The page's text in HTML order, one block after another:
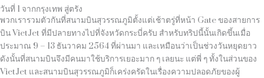
วันที่ 1 จากกรุงเทพ สู่ตรัง
พวกเรารวมตัวกันที่สนามบินสุวรรณภูมิตั้งแต่เช้าตรู่ที่หน้า Gateของสายการ
บินVietJet ที่มีปลายทางไปที่จังหวัดกระบี่ครับ สำหรับทริปนี้นั้นเกิดขึ้นเมื่อ
ประมาณ 9 – 13 ธันวาคม 2564ที่ผ่านมา และเหมือนว่าเป็นช่วงวันหยุดยาว
ดังนั้นที่สนามบินจึงมีคนมาใช้บริการเยอะมาก ๆ เลยนะ แต่พี่ ๆ ทั้งในส่วนของ
VietJet และสนามบินสุวรรณภูมิก็เคร่งครัดในเรื่องความปลอดภัยของผู้